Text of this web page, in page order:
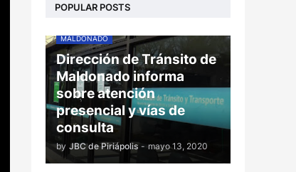
POPULAR POSTS
MALDONADO
Dirección de Tránsito de
Maldonado informa
sobre atención
presencial y vías de
consulta
by JBC de Piriápolis - mayo 13, 2020